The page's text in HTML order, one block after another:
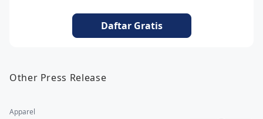
Daftar Gratis
Other Press Release
Apparel